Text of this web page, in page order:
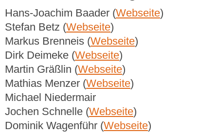
Hans-Joachim Baader (Webseite)
Stefan Betz (Webseite)
Markus Brenneis (Webseite)
Dirk Deimeke (Webseite)
Martin Gräßlin (Webseite)
Mathias Menzer (Webseite)
Michael Niedermair
Jochen Schnelle (Webseite)
Dominik Wagenführ (Webseite)